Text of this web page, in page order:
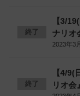
終了
【3/
ナリオ
2023年3
終了
【4/
リオ会